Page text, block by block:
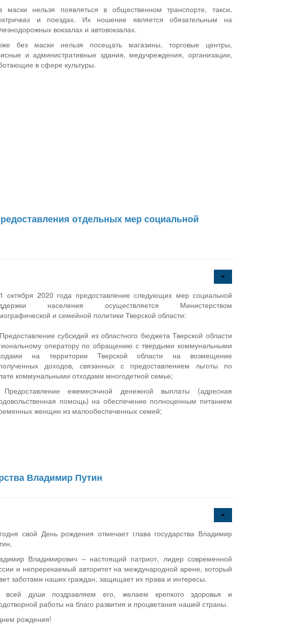
маски нельзя появляться в общественном транспорте, такси,
и поездах. Их ношение является обязательным на
вокзалах и автовокзалах.
без маски нельзя посещать магазины, торговые центры,
и административные здания, медучреждения, организации,
в сфере культуры.
отдельных мер социальной
октября 2020 года предоставление следующих мер социальной
населения осуществляется Министерством
и семейной политики Тверской области:
субсидий из областного бюджета Тверской области
оператору по обращению с твердыми коммунальными
на территории Тверской области на возмещение
доходов, связанных с предоставлением льготы по
коммунальными отходами многодетной семье;
ежемесячной денежной выплаты (адресная
помощь) на обеспечение полноценным питанием
женщин из малообеспеченных семей;
Владимир Путин
свой День рождения отмечает глава государства Владимир
Владимирович – настоящий патриот, лидер современной
и непререкаемый авторитет на международной арене, который
заботами наших граждан, защищает их права и интересы.
всей души поздравляем его, желаем крепкого здоровья и
работы на благо развития и процветания нашей страны.
рождения!